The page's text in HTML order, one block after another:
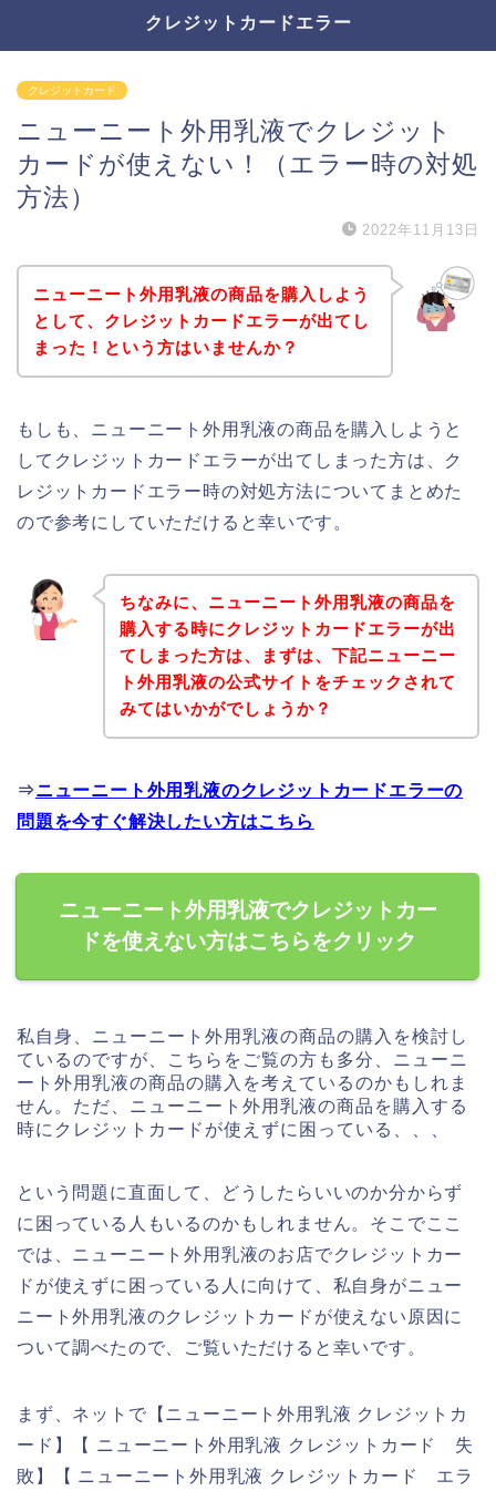
クレジットカードエラー
クレジットカード
ニューニート外用乳液でクレジット
カードが使えない！（エラー時の対処
方法）
2022年11月13日
ニューニート外用乳液の商品を購入しよう
として、クレジットカードエラーが出てし
まった！という方はいませんか？
もしも、ニューニート外用乳液の商品を購入しようと
してクレジットカードエラーが出てしまった方は、ク
レジットカードエラー時の対処方法についてまとめた
ので参考にしていただけると幸いです。
ちなみに、ニューニート外用乳液の商品を
購入する時にクレジットカードエラーが出
てしまった方は、まずは、下記ニューニー
ト外用乳液の公式サイトをチェックされて
みてはいかがでしょうか？
⇒ニューニート外用乳液のクレジットカードエラーの
問題を今すぐ解決したい方はこちら
ニューニート外用乳液でクレジットカー
ドを使えない方はこちらをクリック
私自身、ニューニート外用乳液の商品の購入を検討し
ているのですが、こちらをご覧の方も多分、ニューニ
ート外用乳液の商品の購入を考えているのかもしれま
せん。ただ、ニューニート外用乳液の商品を購入する
時にクレジットカードが使えずに困っている、、、
という問題に直面して、どうしたらいいのか分からず
に困っている人もいるのかもしれません。そこでここ
では、ニューニート外用乳液のお店でクレジットカー
ドが使えずに困っている人に向けて、私自身がニュー
ニート外用乳液のクレジットカードが使えない原因に
ついて調べたので、ご覧いただけると幸いです。
まず、ネットで【ニューニート外用乳液 クレジットカ
ード】【 ニューニート外用乳液 クレジットカード 失
敗】【 ニューニート外用乳液 クレジットカード エラ